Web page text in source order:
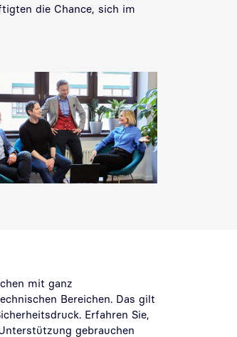
die Chance, sich im
mit ganz
Bereichen. Das gilt
Erfahren Sie,
gebrauchen